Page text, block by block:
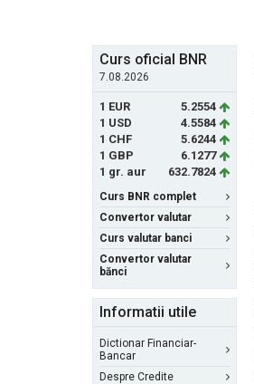
Curs oficial BNR
7.08.2026
1 EUR
5.2554
1 USD
4.5584
1 CHF
5.6244
1 GBP
6.1277
1 gr. aur
632.7824
Curs BNR complet
Convertor valutar
Curs valutar banci
Convertor valutar
bănci
Informatii utile
Dictionar Financiar-
Bancar
Despre Credite